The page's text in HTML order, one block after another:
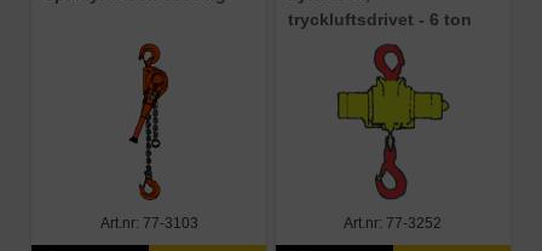
Art.nr: 77-3103
tryckluftsdrivet - 6 ton
Art.nr: 77-3252